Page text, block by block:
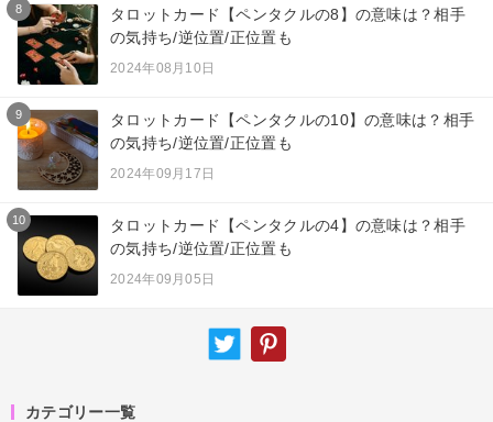
8
タロットカード【ペンタクルの8】の意味は？相手
の気持ち/逆位置/正位置も
2024年08月10日
9
タロットカード【ペンタクルの10】の意味は？相手
の気持ち/逆位置/正位置も
2024年09月17日
10
タロットカード【ペンタクルの4】の意味は？相手
の気持ち/逆位置/正位置も
2024年09月05日
カテゴリー一覧